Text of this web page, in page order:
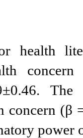
health
concern
power